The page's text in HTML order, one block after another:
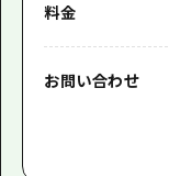
料金
お問い合わせ